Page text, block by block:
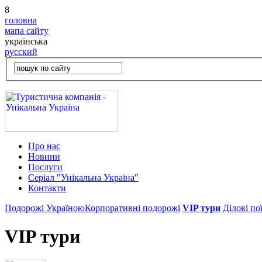
8
головна
мапа сайту
українська
русский
Про нас
Новини
Послуги
Серіал "Унікальна Україна"
Контакти
Подорожі УкраїноюКорпоративні подорожі VIP тури Ділові
VIP тури